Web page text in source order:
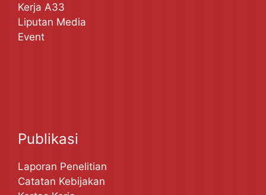
Kerja A33
Liputan Media
Event
Publikasi
Laporan Penelitian
Catatan Kebijakan